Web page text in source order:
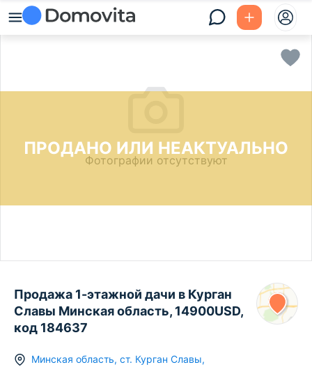
ПРОДАНО ИЛИ НЕАКТУАЛЬНО
Фотографии отсутствуют
Продажа 1-этажной дачи в Курган
Славы Минская область, 14900USD,
код 184637
Минская область, ст. Курган Славы,